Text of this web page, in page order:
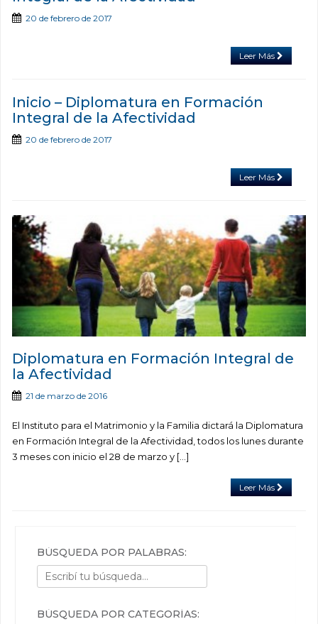
20 de febrero de 2017
Leer Más
Inicio – Diplomatura en Formación
Integral de la Afectividad
20 de febrero de 2017
Leer Más
Diplomatura en Formación Integral de
la Afectividad
21 de marzo de 2016
El Instituto para el Matrimonio y la Familia dictará la Diplomatura
en Formación Integral de la Afectividad, todos los lunes durante
3 meses con inicio el 28 de marzo y […]
Leer Más
BÚSQUEDA POR PALABRAS:
BÚSQUEDA POR CATEGORÍAS: